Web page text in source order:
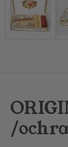
/